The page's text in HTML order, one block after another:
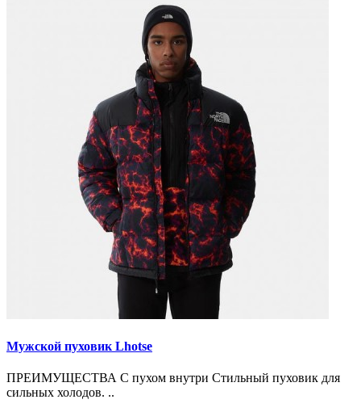
Мужской пуховик Lhotse
ПРЕИМУЩЕСТВА С пухом внутри Стильный пуховик для
сильных холодов. ..